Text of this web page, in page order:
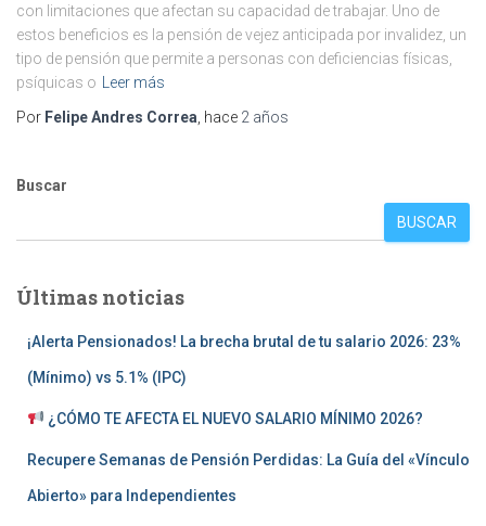
con limitaciones que afectan su capacidad de trabajar. Uno de
estos beneficios es la pensión de vejez anticipada por invalidez, un
tipo de pensión que permite a personas con deficiencias físicas,
psíquicas o
Leer más
Por Felipe Andres Correa , hace 2 años
Buscar
BUSCAR
Últimas noticias
¡Alerta Pensionados! La brecha brutal de tu salario 2026: 23%
(Mínimo) vs 5.1% (IPC)
¿CÓMO TE AFECTA EL NUEVO SALARIO MÍNIMO 2026?
Recupere Semanas de Pensión Perdidas: La Guía del «Vínculo
Abierto» para Independientes